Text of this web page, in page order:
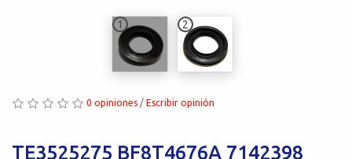
1 2
0 opiniones / Escribir opinión
TE3525275 BF8T4676A 7142398